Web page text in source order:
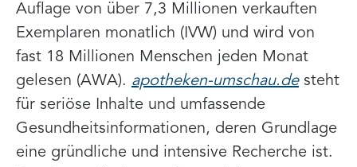
Auflage von über 7,3 Millionen verkauften
Exemplaren monatlich (IVW) und wird von
fast 18 Millionen Menschen jeden Monat
gelesen (AWA). apotheken-umschau.desteht
für seriöse Inhalte und umfassende
Gesundheitsinformationen, deren Grundlage
eine gründliche und intensive Recherche ist.